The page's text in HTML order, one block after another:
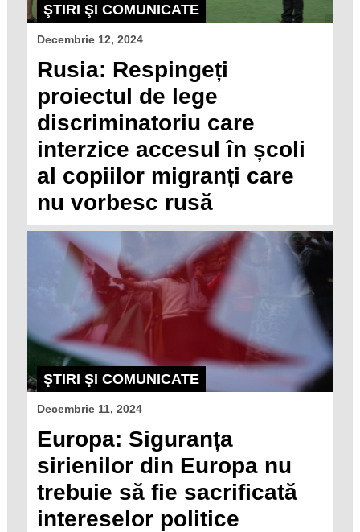
ŞTIRI ŞI COMUNICATE
Decembrie 12, 2024
Rusia: Respingeți
proiectul de lege
discriminatoriu care
interzice accesul în școli
al copiilor migranți care
nu vorbesc rusă
ŞTIRI ŞI COMUNICATE
Decembrie 11, 2024
Europa: Siguranța
sirienilor din Europa nu
trebuie să fie sacrificată
intereselor politice